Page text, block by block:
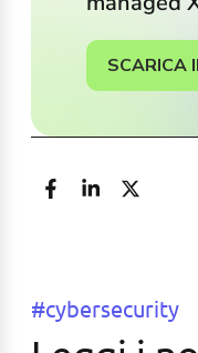
SCARICA
#cybersecurity